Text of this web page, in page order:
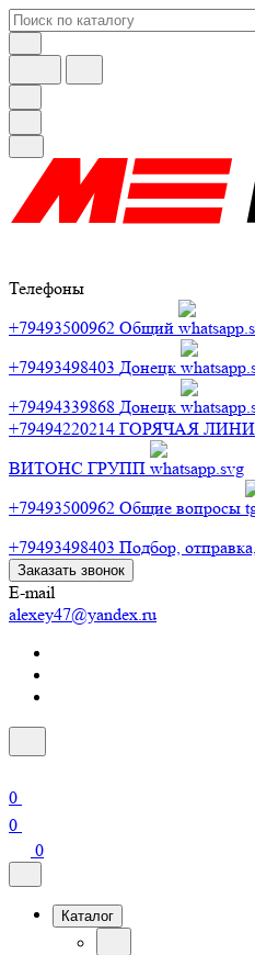
Телефоны
+79493500962 Общий
+79493498403 Донецк
+79494339868 Донецк
+79494220214 ГОРЯЧАЯ
ВИТОНС ГРУПП
+79493500962 Общие вопросы
+79493498403 Подбор,
Заказать звонок
E-mail
alexey47@yandex.ru
0
0
0
Каталог